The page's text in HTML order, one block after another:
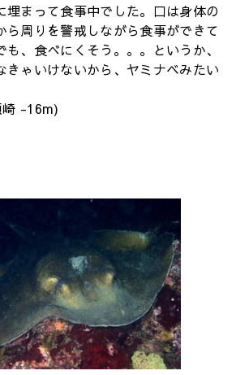
埋まって食事中でした。口は身体の
ら周りを警戒しながら食事ができて
、食べにくそう。。。というか、
きゃいけないから、ヤミナベみたい
-16m)